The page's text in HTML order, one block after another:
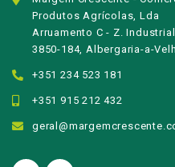
Produtos Agrícolas, Lda
Arruamento C - Z. Industrial
3850-184, Albergaria-a-
+351 234 523 181
+351 915 212 432